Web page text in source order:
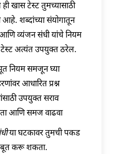
ही खास टेस्ट तुमच्यासाठी
शब्दांच्या संयोगातून
व्यंजन संधी यांचे नियम
टेस्ट अत्यंत उपयुक्त ठरेल.
नियम समजून घ्या
आधारित प्रश्न
उपयुक्त सराव
आणि समज वाढवा
या घटकावर तुमची पकड
करू शकता.